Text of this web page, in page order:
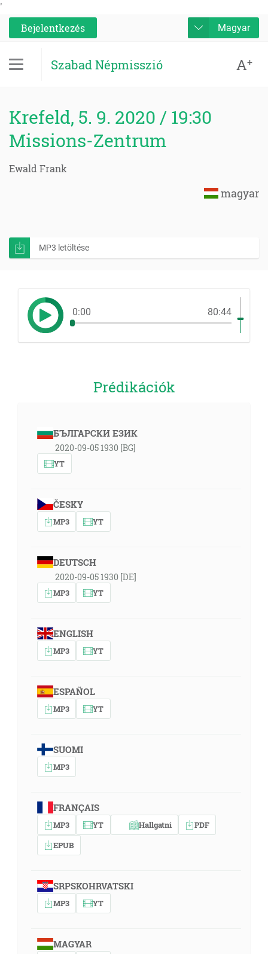
'
Bejelentkezés
Magyar
Szabad Népmisszió A+
Krefeld, 5. 9. 2020 / 19:30
Missions-Zentrum
Ewald Frank
magyar
MP3 letöltése
0:00 80:44
Prédikációk
БЪЛГАРСКИ ЕЗИК
2020-09-05 1930 [BG]
YT
ČESKY
MP3 YT
DEUTSCH
2020-09-05 1930 [DE]
MP3 YT
ENGLISH
MP3 YT
ESPAÑOL
MP3 YT
SUOMI
MP3
FRANÇAIS
MP3 YT Hallgatni
PDF
EPUB
SRPSKOHRVATSKI
MP3 YT
MAGYAR